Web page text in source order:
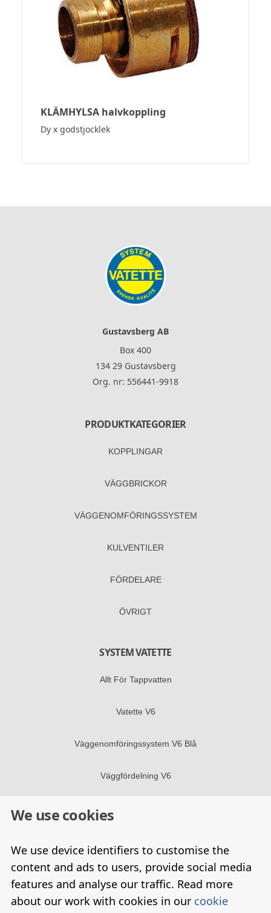
We use cookies
We use device identifiers to customise the
content and ads to users, provide social media
features and analyse our traffic. Read more
about our work with cookies in our cookie
KLÄMHYLSA halvkoppling
Dy x godstjocklek
Gustavsberg AB
Box 400
134 29 Gustavsberg
Org. nr: 556441-9918
PRODUKTKATEGORIER
KOPPLINGAR
VÄGGBRICKOR
VÄGGENOM­FÖRINGS­SYSTEM
KULVENTILER
FÖRDELARE
ÖVRIGT
SYSTEM VATETTE
Allt För Tappvatten
Vatette V6
Väggenomföringssystem V6 Blå
Väggfördelning V6
FÖLJ OSS I SOCIALA MEDIER
Facebook
Opens A New Window
Linkedin
YouTube